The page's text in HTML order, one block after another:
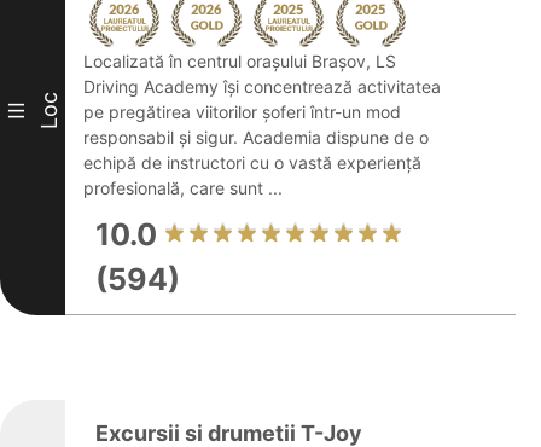
III Loc
Localizată în centrul orașului Brașov, LS
Driving Academy își concentrează activitatea
pe pregătirea viitorilor șoferi într-un mod
responsabil și sigur. Academia dispune de o
echipă de instructori cu o vastă experiență
profesională, care sunt ...
10.0
(594)
Excursii si drumetii T-Joy